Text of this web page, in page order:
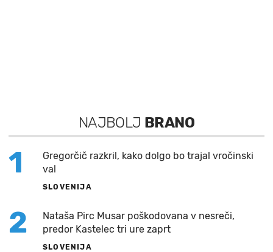
NAJBOLJ BRANO
1
Gregorčič razkril, kako dolgo bo trajal vročinski
val
SLOVENIJA
2
Nataša Pirc Musar poškodovana v nesreči,
predor Kastelec tri ure zaprt
SLOVENIJA